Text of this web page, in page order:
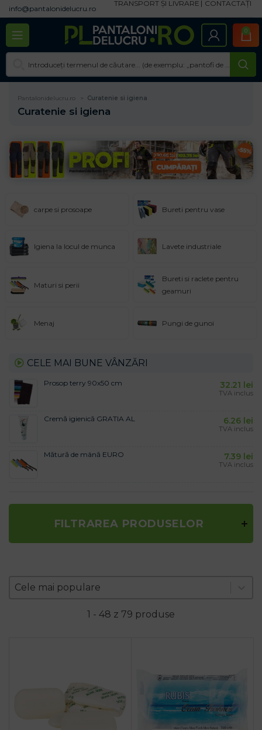
info@pantalonidelucru.ro
TRANSPORT ȘI LIVRARE CONTACTAȚI
0
Pantalonidelucru.ro Curatenie si igiena
Curatenie si igiena
carpe si prosoape Bureti pentru vase
Igiena la locul de munca Lavete industriale
Maturi si perii
Bureti si raclete pentru
geamuri
Menaj Pungi de gunoi
CELE MAI BUNE VÂNZĂRI
Prosop terry 90x50 cm 32.21 lei
TVA inclus
Cremă igienică GRATIA AL 6.26 lei
TVA inclus
Mătură de mână EURO 7.39 lei
TVA inclus
FILTRAREA PRODUSELOR
Zoradenie produktov
Sort content
Cele mai populare
Sort content
1 - 48 z 79 produse